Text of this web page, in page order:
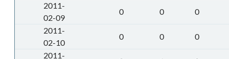
2011-
02-09
0 0
0
2011-
02-10
0 0
0
2011-